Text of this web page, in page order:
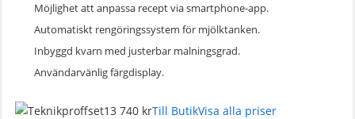
Möjlighet att anpassa recept via smartphone-app.
Automatiskt rengöringssystem för mjölktanken.
Inbyggd kvarn med justerbar malningsgrad.
Användarvänlig färgdisplay.
13 740 krTill ButikVisa alla priser